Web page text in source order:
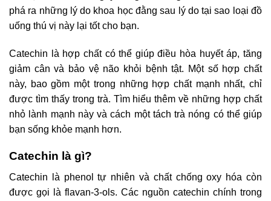
phá ra những lý do khoa học đằng sau lý do tại sao loại đồ
uống thú vị này lại tốt cho bạn.
Catechin là hợp chất có thể giúp điều hòa huyết áp, tăng
giảm cân và bảo vệ não khỏi bệnh tật. Một số hợp chất
này, bao gồm một trong những hợp chất mạnh nhất, chỉ
được tìm thấy trong trà. Tìm hiểu thêm về những hợp chất
nhỏ lành mạnh này và cách một tách trà nóng có thể giúp
bạn sống khỏe mạnh hơn.
Catechin là gì?
Catechin là phenol tự nhiên và chất chống oxy hóa còn
được gọi là flavan-3-ols. Các nguồn catechin chính trong